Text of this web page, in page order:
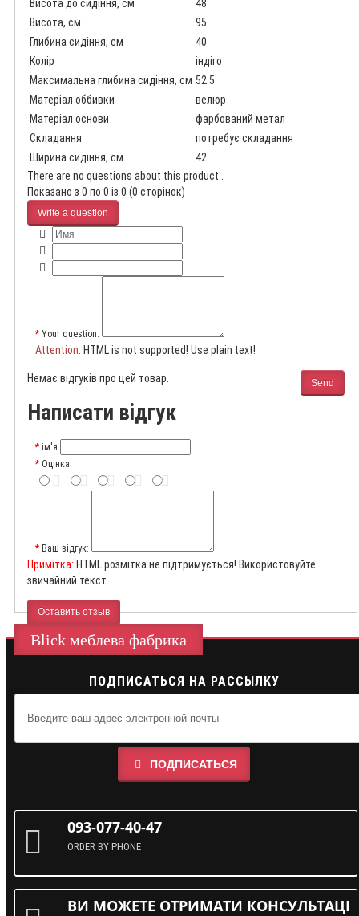
Висота до сидіння, см
48
Висота, см
95
Глибина сидіння, см
40
Колір
індіго
Максимальна глибина сидіння, см 52.5
Матеріал оббивки
велюр
Матеріал основи
фарбований метал
Складання
потребує складання
Ширина сидіння, см
42
There are no questions about this product..
Показано з 0 по 0 із 0 (0 сторінок)
Write a question
Your question:
Attention: HTML is not supported! Use plain text!
Send
Немає відгуків про цей товар.
Написати відгук
ім'я
Оцінка
Ваш відгук:
Примітка: HTML розмітка не підтримується! Використовуйте
звичайний текст.
Оставить отзыв
Blick меблева фабрика
ПОДПИСАТЬСЯ НА РАССЫЛКУ
ПОДПИСАТЬСЯ
093-077-40-47
ORDER BY PHONE
ВИ МОЖЕТЕ ОТРИМАТИ